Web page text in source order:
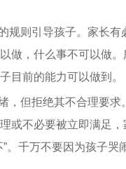
规则引导孩子。家长有
做，什么事不可以做
目前的能力可以做到。
，但拒绝其不合理要求
或不必要被立即满足，
”。千万不要因为孩子哭